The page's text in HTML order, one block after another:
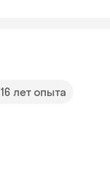
16 лет опыта